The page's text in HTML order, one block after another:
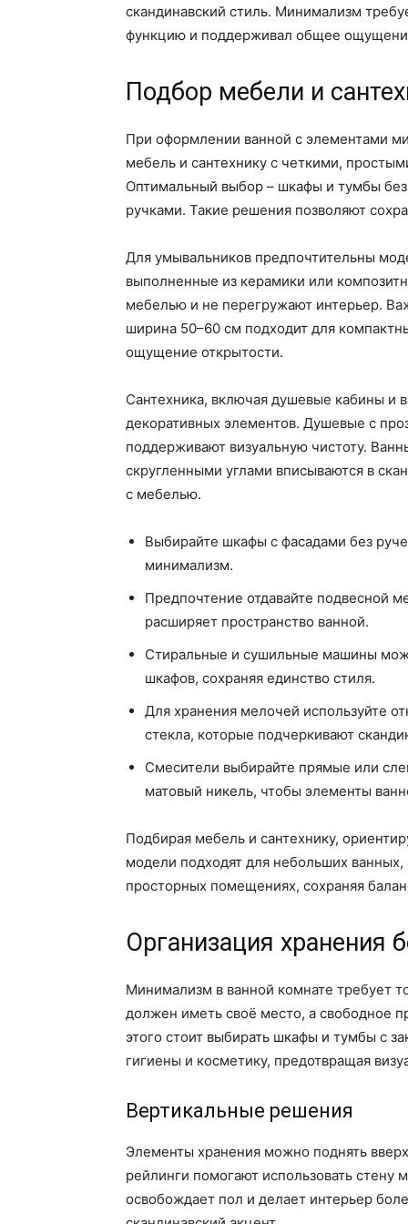
скандинавский стиль. Минимализм
функцию и поддерживал общее
Подбор мебели и
При оформлении ванной с элементами
мебель и сантехнику с четкими,
Оптимальный выбор – шкафы и тумбы
ручками. Такие решения позволяют
Для умывальников предпочтительны
выполненные из керамики или
мебелью и не перегружают интерьер.
ширина 50–60 см подходит для
ощущение открытости.
Сантехника, включая душевые кабины и
декоративных элементов. Душевые с
поддерживают визуальную чистоту.
скругленными углами вписываются в
с мебелью.
Выбирайте шкафы с фасадами без
минимализм.
Предпочтение отдавайте подвесной
расширяет пространство ванной.
Стиральные и сушильные машины
шкафов, сохраняя единство стиля.
Для хранения мелочей используйте
стекла, которые подчеркивают
Смесители выбирайте прямые или
матовый никель, чтобы элементы
Подбирая мебель и сантехнику,
модели подходят для небольших
просторных помещениях, сохраняя
Организация хранения
Минимализм в ванной комнате требует
должен иметь своё место, а свободное
этого стоит выбирать шкафы и тумбы с
гигиены и косметику, предотвращая
Вертикальные решения
Элементы хранения можно поднять
рейлинги помогают использовать стену
освобождает пол и делает интерьер